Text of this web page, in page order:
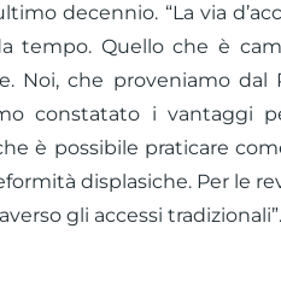
decennio. “La via
tempo. Quello che è
Noi, che proveniamo dal
constatato i vantaggi
è possibile praticare
displasiche. Per le
gli accessi tradizionali”.